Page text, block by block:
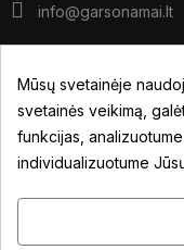
info@garsonamai.lt
V: 10:00 - 18:00
*pietūs: 14:00 -
VI: pagal susitarimą
Mūsų svetainėje
svetainės veikimą,
funkcijas,
individualizuotume